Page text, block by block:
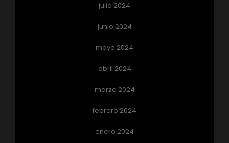
julio 2024
junio 2024
mayo 2024
abril 2024
marzo 2024
febrero 2024
enero 2024